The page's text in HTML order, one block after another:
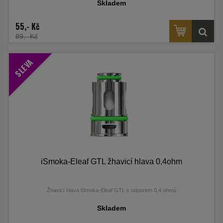
Skladem
55,- Kč
89,- Kč
SLEVA
iSmoka-Eleaf GTL žhavicí hlava 0,4ohm
Žhavicí hlava iSmoka-Eleaf GTL s odporem 0,4 ohmů
Skladem